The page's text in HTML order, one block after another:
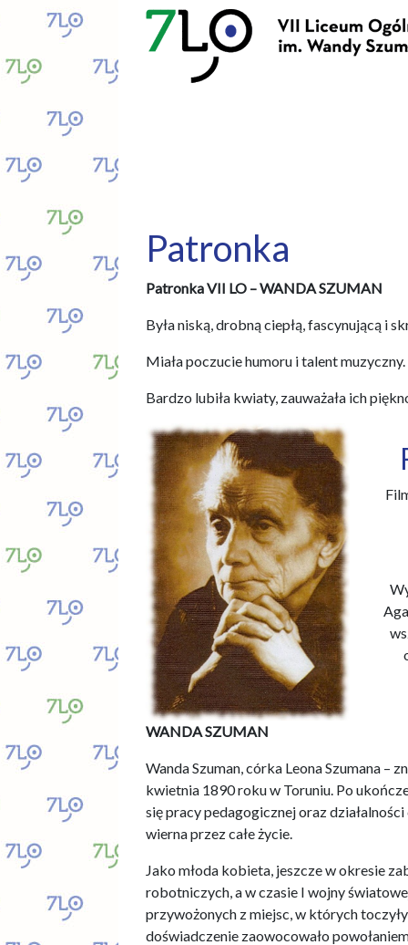
Patronka
Patronka VII LO – WANDA SZUMAN
Była niską, drobną ciepłą, fascynującą i
Miała poczucie humoru i talent
Bardzo lubiła kwiaty, zauważała ich
WANDA SZUMAN
Wanda Szuman, córka Leona Szumana –
kwietnia 1890 roku w Toruniu. Po
się pracy pedagogicznej oraz
wierna przez całe życie.
Jako młoda kobieta, jeszcze w okresie
robotniczych, a w czasie I wojny
przywożonych z miejsc, w których
doświadczenie zaowocowało